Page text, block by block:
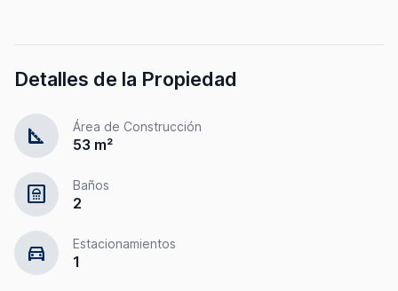
Detalles de la Propiedad
square_foot Área de Construcción
53 m²
bathroom Baños
2
directions_car Estacionamientos
1